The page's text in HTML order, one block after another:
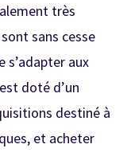
très
sans cesse
s’adapter aux
doté d’un
destiné à
et acheter